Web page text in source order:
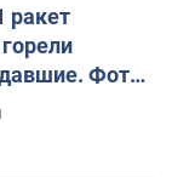
ракет
Фото